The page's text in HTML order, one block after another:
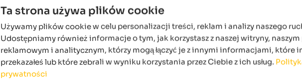
Ta strona używa plików cookie
Używamy plików cookie w celu personalizacji treści, reklam i analizy naszego
Udostępniamy również informacje o tym, jak korzystasz z naszej witryny,
reklamowym i analitycznym, którzy mogą łączyć je z innymi informacjami, które
przekazałeś lub które zebrali w wyniku korzystania przez Ciebie z ich usług.
prywatności